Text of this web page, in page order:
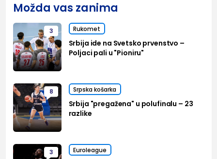
Možda vas zanima
3 Rukomet
Srbija ide na Svetsko prvenstvo –
Poljaci pali u "Pioniru"
8 Srpska košarka
Srbija "pregažena" u polufinalu – 23
razlike
3 Euroleague